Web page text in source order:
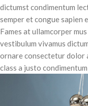
dictumst condimentum
semper et congue sapien
Fames at ullamcorper
vestibulum vivamus
ornare consectetur dolor
class a justo